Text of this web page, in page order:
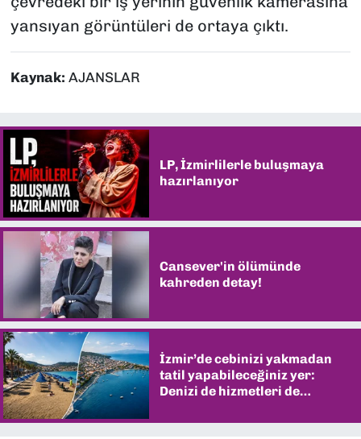
yansıyan görüntüleri de ortaya çıktı.
Kaynak: AJANSLAR
LP, İzmirlilerle buluşmaya
hazırlanıyor
Cansever'in ölümünde
kahreden detay!
İzmir’de cebinizi yakmadan
tatil yapabileceğiniz yer:
Denizi de hizmetleri de